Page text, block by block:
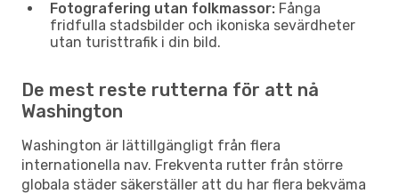
Fotografering utan folkmassor: Fånga
fridfulla stadsbilder och ikoniska sevärdheter
utan turisttrafik i din bild.
De mest reste rutterna för att nå
Washington
Washington är lättillgängligt från flera
internationella nav. Frekventa rutter från större
globala städer säkerställer att du har flera bekväma